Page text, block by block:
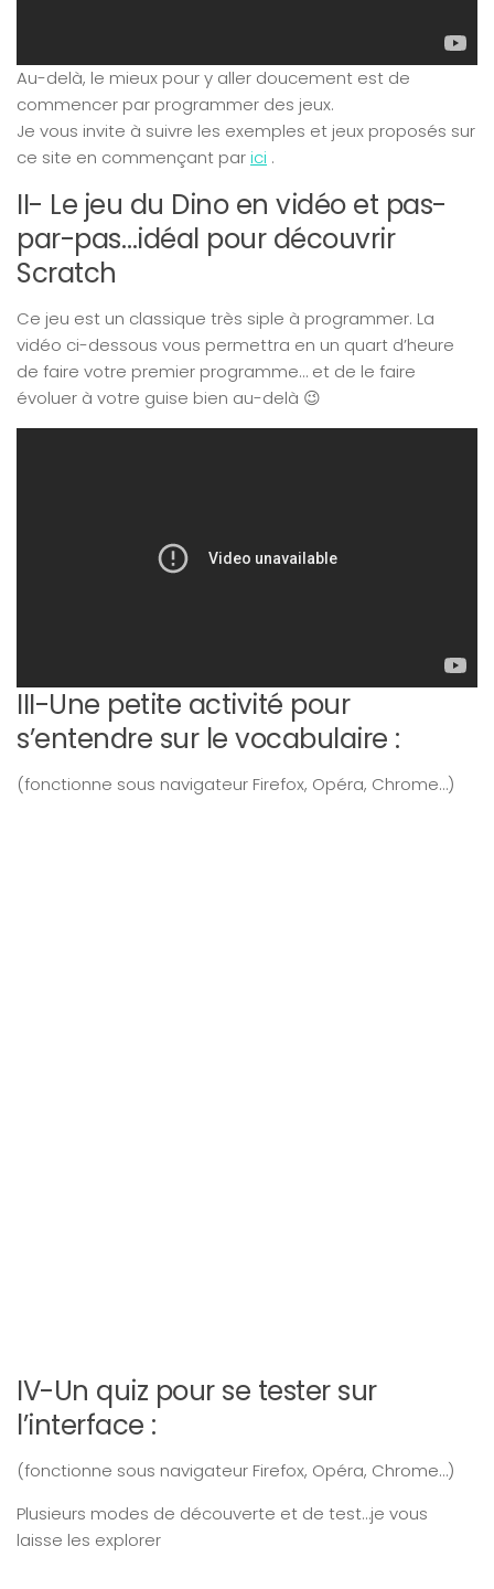
Au-delà, le mieux pour y aller doucement est de
commencer par programmer des jeux.
Je vous invite à suivre les exemples et jeux proposés sur
ce site en commençant parici .
II- Le jeu du Dino en vidéo et pas-
par-pas…idéal pour découvrir
Scratch
Ce jeu est un classique très siple à programmer. La
vidéo ci-dessous vous permettra en un quart d’heure
de faire votre premier programme… et de le faire
évoluer à votre guise bien au-delà 😉
III-Une petite activité pour
s’entendre sur le vocabulaire :
(fonctionne sous navigateur Firefox, Opéra, Chrome…)
IV-Un quiz pour se tester sur
l’interface :
(fonctionne sous navigateur Firefox, Opéra, Chrome…)
Plusieurs modes de découverte et de test…je vous
laisse les explorer